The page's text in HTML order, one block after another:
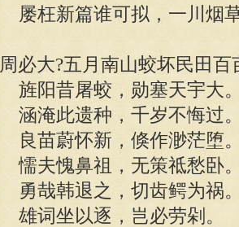
屡枉新篇谁可拟，一川烟
周必大?五月南山蛟坏民田
旌阳昔屠蛟，勋塞天宇大
涵淹此遗种，千岁不悔过
良苗蔚怀新，倏作渺茫堕
懦夫愧鼻祖，无策祗愁卧
勇哉韩退之，切齿鳄为祸
雄词坐以逐，岂必劳剁。